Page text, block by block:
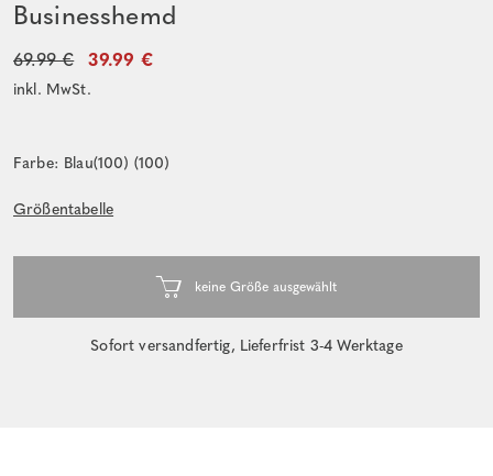
Businesshemd
69.99 € 39.99 €
inkl. MwSt.
Farbe: Blau(100) (100)
Größentabelle
Sofort versandfertig, Lieferfrist 3-4 Werktage